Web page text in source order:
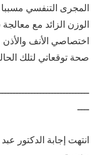
المجرى التنفسي مسببا
الوزن الزائد مع
اختصاصي الأنف والأذن
صحة توقعاتي لتلك
ــــ
انتهت إجابة الدكتور